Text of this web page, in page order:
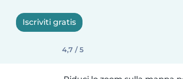
Iscriviti gratis
4,7 / 5